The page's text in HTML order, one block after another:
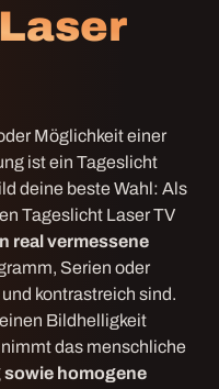
Möglichkeit einer
ist ein Tageslicht
deine beste Wahl: Als
Tageslicht Laser TV
real vermessene
Serien oder
kontrastreich sind.
Bildhelligkeit
das menschliche
homogene